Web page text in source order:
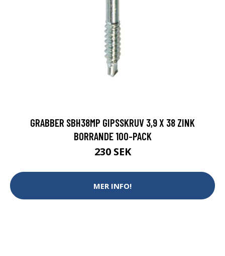
GRABBER SBH38MP GIPSSKRUV 3,9 X 38 ZINK
BORRANDE 100-PACK
230 SEK
MER INFO!